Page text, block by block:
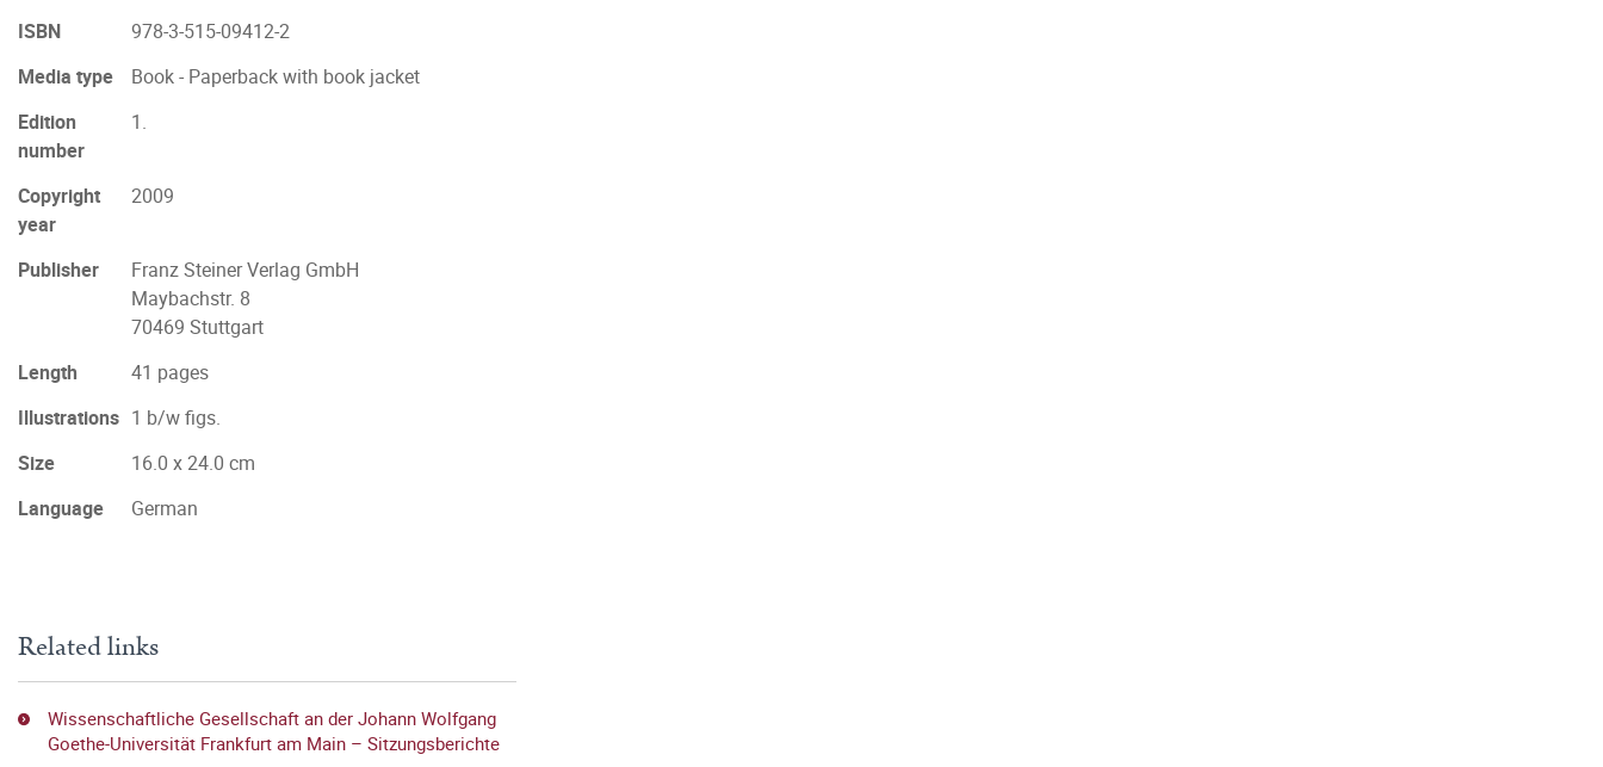
ISBN
978-3-515-09412-2
Media type
Book - Paperback with book jacket
Edition
number
1.
Copyright
year
2009
Publisher
Franz Steiner Verlag GmbH
Maybachstr. 8
70469 Stuttgart
Length
41 pages
Illustrations 1 b/w figs.
Size
16.0 x 24.0 cm
Language
German
Related links
Wissenschaftliche Gesellschaft an der Johann Wolfgang
Goethe-Universität Frankfurt am Main – Sitzungsberichte